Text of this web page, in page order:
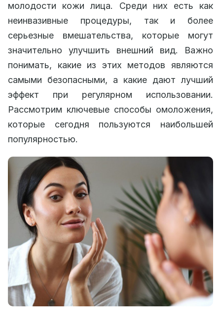
молодости кожи лица. Среди них есть как
неинвазивные процедуры, так и более
серьезные вмешательства, которые могут
значительно улучшить внешний вид. Важно
понимать, какие из этих методов являются
самыми безопасными, а какие дают лучший
эффект при регулярном использовании.
Рассмотрим ключевые способы омоложения,
которые сегодня пользуются наибольшей
популярностью.